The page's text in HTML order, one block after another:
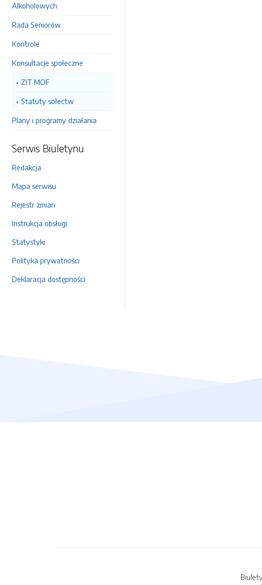
Alkoholowych
Rada Seniorów
Kontrole
Konsultacje społeczne
ZIT MOF
Statuty sołectw
Plany i programy działania
Serwis Biuletynu
Redakcja
Mapa serwisu
Rejestr zmian
Instrukcja obsługi
Statystyki
Polityka prywatności
Deklaracja dostępności